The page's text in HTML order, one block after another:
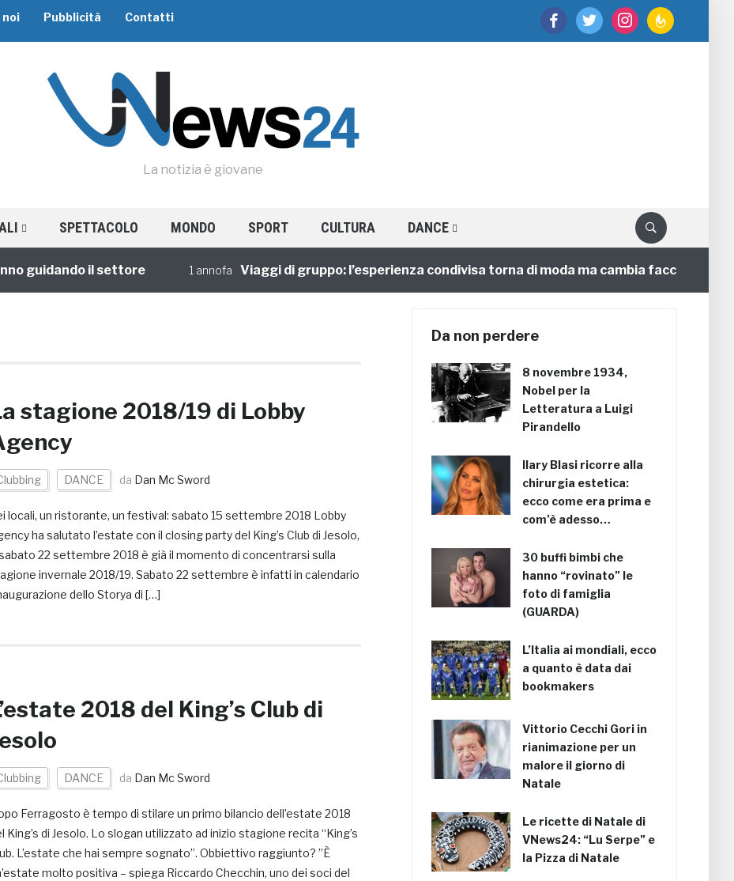
facebooktwitter instagramfeedburner
noi Pubblicità Contatti
La notizia è giovane
SPETTACOLO MONDO SPORT CULTURA DANCE
il settore 1 annofa Viaggi di gruppo: l’esperienza condivisa torna di moda ma cambia faccia
stagione 2018/19 di Lobby
DANCE da Dan Mc Sword
locali, un ristorante, un festival: sabato 15 settembre 2018 Lobby
ha salutato l’estate con il closing party del King’s Club di Jesolo,
22 settembre 2018 è già il momento di concentrarsi sulla
invernale 2018/19. Sabato 22 settembre è infatti in calendario
dello Storya di […]
2018 del King’s Club di
DANCE da Dan Mc Sword
Ferragosto è tempo di stilare un primo bilancio dell’estate 2018
King’s di Jesolo. Lo slogan utilizzato ad inizio stagione recita “King’s
L’estate che hai sempre sognato”. Obbiettivo raggiunto? ”È
molto positiva – spiega Riccardo Checchin, uno dei soci del
Da non perdere
8 novembre 1934,
Nobel per la
Letteratura a Luigi
Pirandello
Ilary Blasi ricorre alla
chirurgia estetica:
ecco come era prima e
com’è adesso…
30 buffi bimbi che
hanno “rovinato” le
foto di famiglia
(GUARDA)
L’Italia ai mondiali, ecco
a quanto è data dai
bookmakers
Vittorio Cecchi Gori in
rianimazione per un
malore il giorno di
Natale
Le ricette di Natale di
VNews24: “Lu Serpe” e
la Pizza di Natale